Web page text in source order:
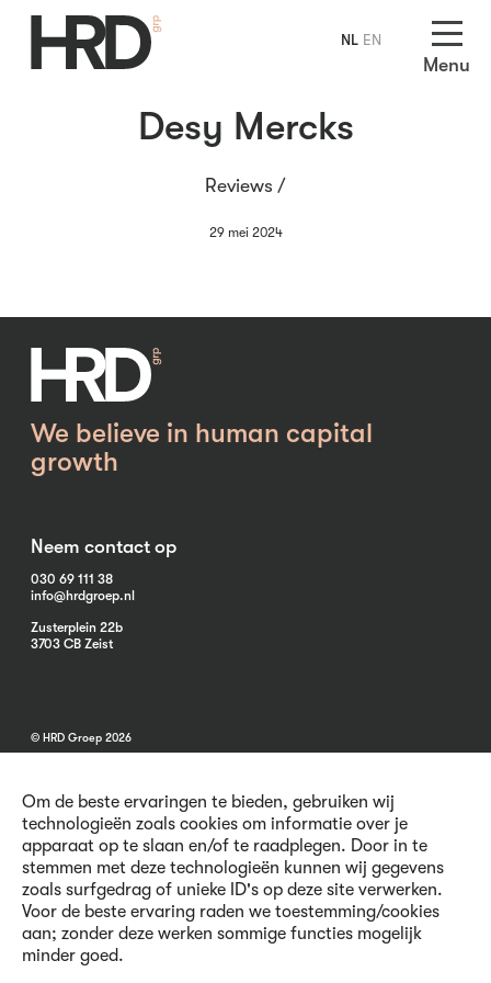
Om de beste ervaringen te bieden, gebruiken wij
technologieën zoals cookies om informatie over je
apparaat op te slaan en/of te raadplegen. Door in te
stemmen met deze technologieën kunnen wij gegevens
zoals surfgedrag of unieke ID's op deze site verwerken.
Voor de beste ervaring raden we toestemming/cookies
aan; zonder deze werken sommige functies mogelijk
minder goed.
Menu
Desy Mercks
Reviews /
29 mei 2024
We believe in human capital
growth
Neem contact op
030 69 111 38
info@hrdgroep.nl
Zusterplein 22b
3703 CB Zeist
© HRD Groep 2026
Algemene informatie
Contact
Voorwaarden
Privacy en Cookies
NL EN